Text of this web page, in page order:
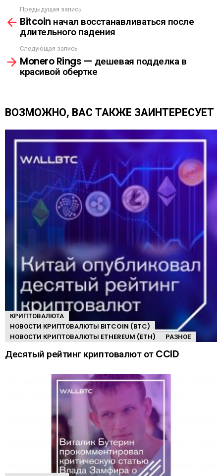
Ы
Л
К
А
м
е
щ
е
Предыдущая запись
Bitcoin начал восстанавливаться после
длительного падения
Следующая запись
Monero Rings — дешевая подделка в
красивой обертке
ВОЗМОЖНО, ВАС ТАКЖЕ ЗАИНТЕРЕСУЕТ
КРИПТОВАЛЮТА
НОВОСТИ КРИПТОВАЛЮТЫ BITCOIN (BTC)
НОВОСТИ КРИПТОВАЛЮТЫ ETHEREUM (ETH)
РАЗНОЕ
Десятый рейтинг криптовалют от CCID